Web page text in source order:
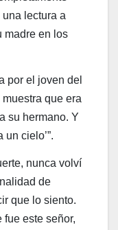
lectura a
madre en los
por el joven del
que era
su hermano. Y
cielo’”.
nunca volví
de
que lo siento.
este señor,